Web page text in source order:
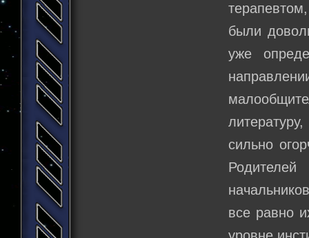
были
уже
сильно
все равно